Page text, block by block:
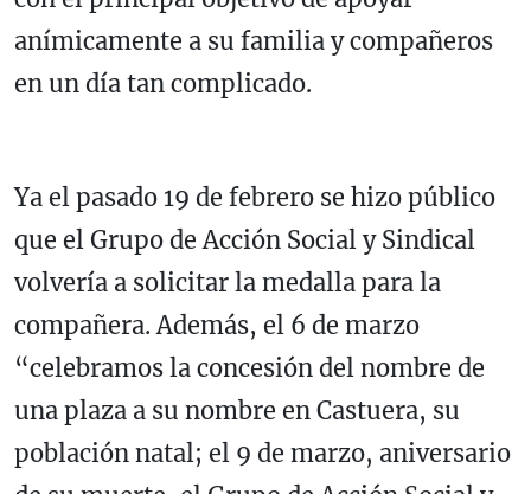
anímicamente a su familia y compañeros
en un día tan complicado.
Ya el pasado 19 de febrero se hizo público
que el Grupo de Acción Social y Sindical
volvería a solicitar la medalla para la
compañera. Además, el 6 de marzo
“celebramos la concesión del nombre de
una plaza a su nombre en Castuera, su
población natal; el 9 de marzo, aniversario